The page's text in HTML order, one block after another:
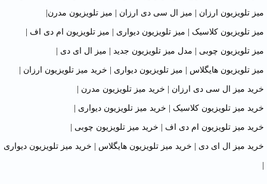
میز تلویزیون ارزان میز ال سی دی ارزان میز تلویزیون مدرن
میز تلویزیون کلاسیک میز تلویزیون دیواری میز تلویزیون ام دی اف
میز تلویزیون چوبی مدل میز تلویزیون جدید میز ال ای دی
میز تلویزیون هایگلاس میز تلویزیون دیواری خرید میز تلویزیون ارزان
خرید میز ال سی دی ارزان خرید میز تلویزیون مدرن
خرید میز تلویزیون کلاسیک خرید میز تلویزیون دیواری
خرید میز تلویزیون ام دی اف خرید میز تلویزیون چوبی
خرید میز ال ای دی خرید میز تلویزیون هایگلاس خرید میز تلویزیون دیواری